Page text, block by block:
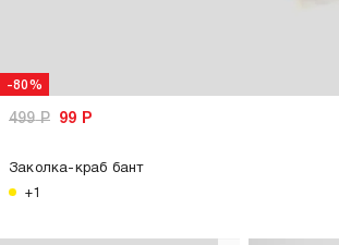
-80%
499Р 99 Р
Заколка-краб бант
+1